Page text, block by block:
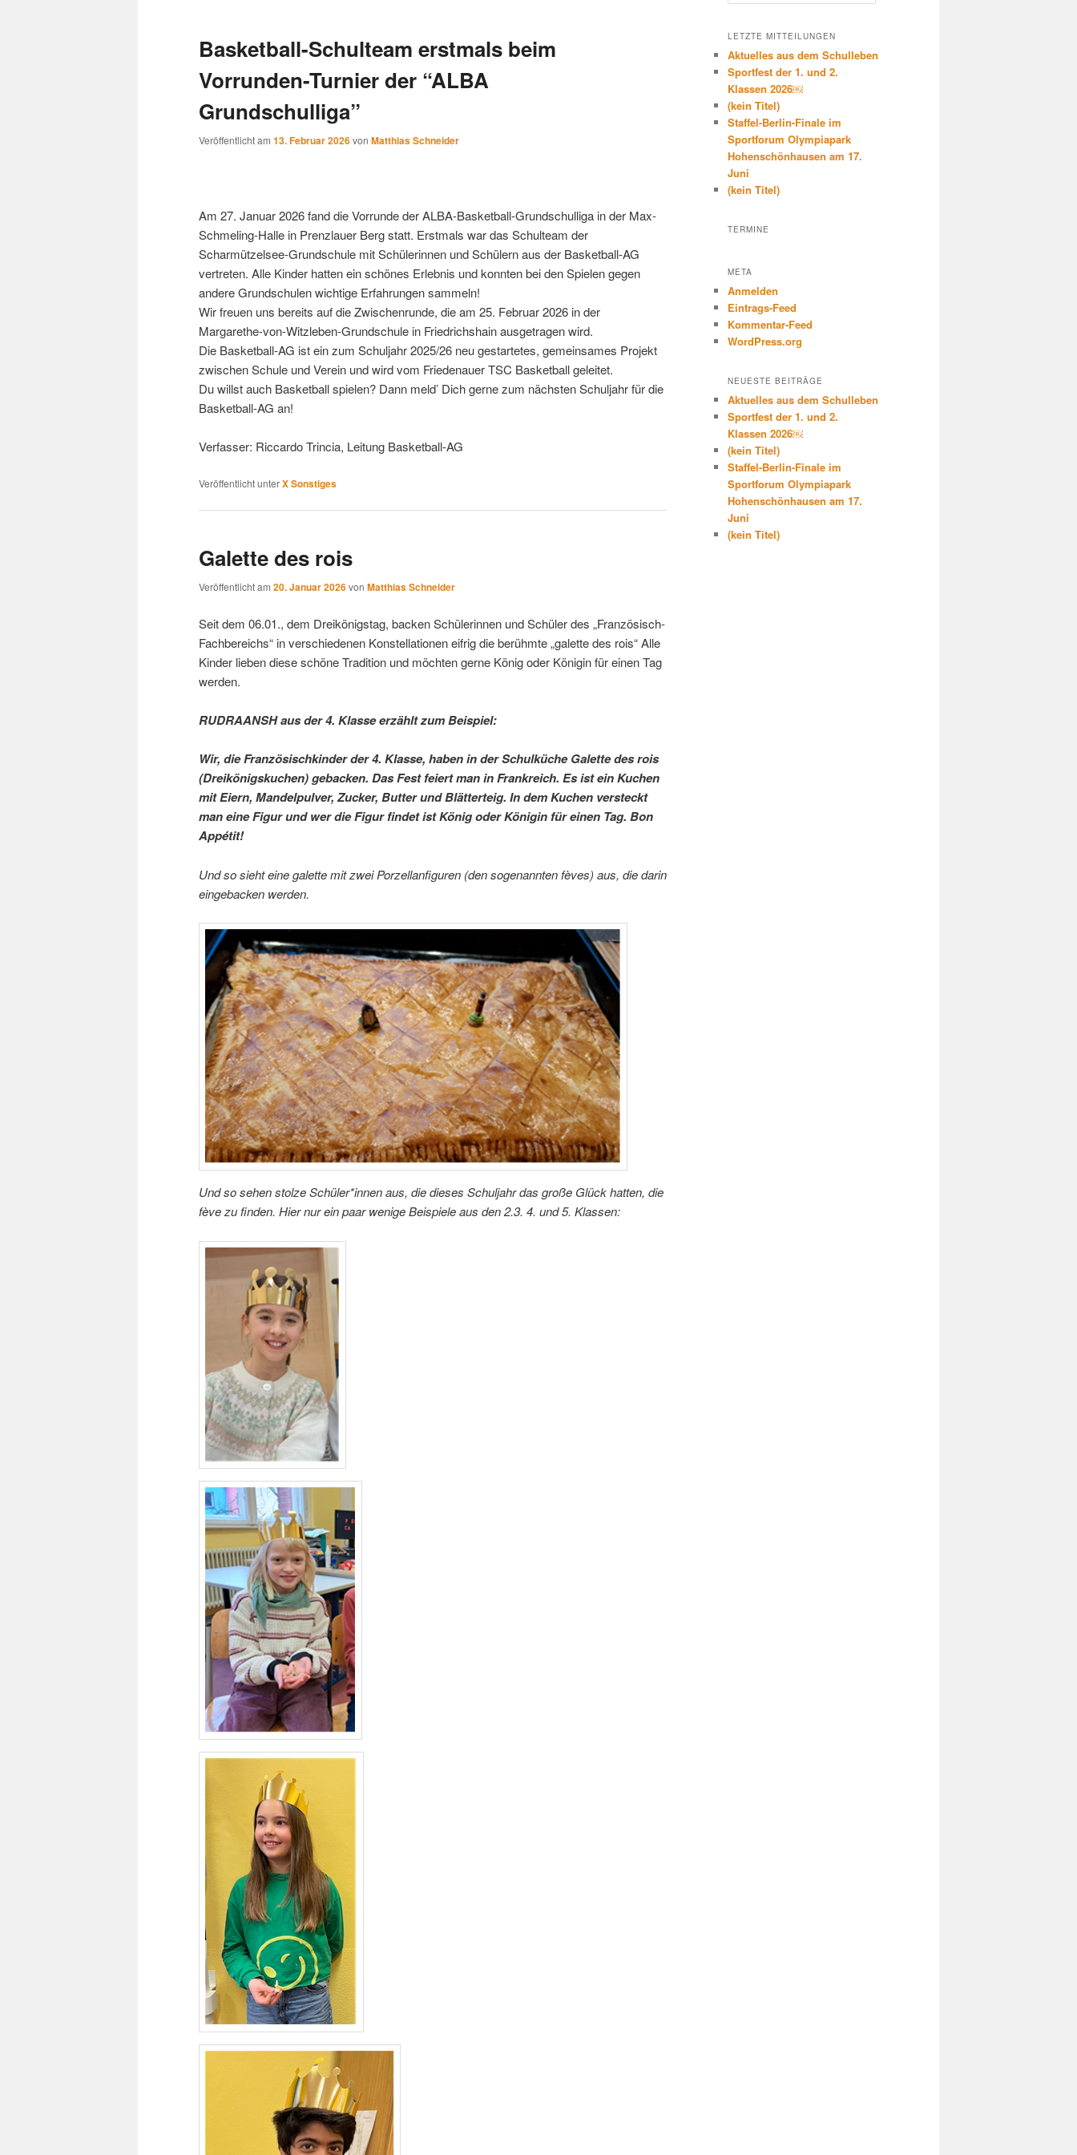
Basketball-Schulteam erstmals beim
Vorrunden-Turnier der “ALBA
Grundschulliga”
Veröffentlicht am 13. Februar 2026von Matthias Schneider
Am 27. Januar 2026 fand die Vorrunde der ALBA-Basketball-Grundschulliga in der Max-
Schmeling-Halle in Prenzlauer Berg statt. Erstmals war das Schulteam der
Scharmützelsee-Grundschule mit Schülerinnen und Schülern aus der Basketball-AG
vertreten. Alle Kinder hatten ein schönes Erlebnis und konnten bei den Spielen gegen
andere Grundschulen wichtige Erfahrungen sammeln!
Wir freuen uns bereits auf die Zwischenrunde, die am 25. Februar 2026 in der
Margarethe-von-Witzleben-Grundschule in Friedrichshain ausgetragen wird.
Die Basketball-AG ist ein zum Schuljahr 2025/26 neu gestartetes, gemeinsames Projekt
zwischen Schule und Verein und wird vom Friedenauer TSC Basketball geleitet.
Du willst auch Basketball spielen? Dann meld’ Dich gerne zum nächsten Schuljahr für die
Basketball-AG an!
Verfasser: Riccardo Trincia, Leitung Basketball-AG
Veröffentlicht unterX Sonstiges
Galette des rois
Veröffentlicht am 20. Januar 2026von Matthias Schneider
Seit dem 06.01., dem Dreikönigstag, backen Schülerinnen und Schüler des „Französisch-
Fachbereichs“ in verschiedenen Konstellationen eifrig die berühmte „galette des rois“ Alle
Kinder lieben diese schöne Tradition und möchten gerne König oder Königin für einen Tag
werden.
RUDRAANSH aus der 4. Klasse erzählt zum Beispiel:
Wir, die Französischkinder der 4. Klasse, haben in der Schulküche Galette des rois
(Dreikönigskuchen) gebacken. Das Fest feiert man in Frankreich. Es ist ein Kuchen
mit Eiern, Mandelpulver, Zucker, Butter und Blätterteig. In dem Kuchen versteckt
man eine Figur und wer die Figur findet ist König oder Königin für einen Tag. Bon
Appétit!
Und so sieht eine galette mit zwei Porzellanfiguren (den sogenannten fèves) aus, die darin
eingebacken werden.
Und so sehen stolze Schüler*innen aus, die dieses Schuljahr das große Glück hatten, die
fève zu finden. Hier nur ein paar wenige Beispiele aus den 2.3. 4. und 5. Klassen:
h
n
LETZTE MITTEILUNGEN
Aktuelles aus dem Schulleben
Sportfest der 1. und 2.
Klassen 2026￼
(kein Titel)
Staffel-Berlin-Finale im
Sportforum Olympiapark
Hohenschönhausen am 17.
Juni
(kein Titel)
TERMINE
META
Anmelden
Eintrags-Feed
Kommentar-Feed
WordPress.org
NEUESTE BEITRÄGE
Aktuelles aus dem Schulleben
Sportfest der 1. und 2.
Klassen 2026￼
(kein Titel)
Staffel-Berlin-Finale im
Sportforum Olympiapark
Hohenschönhausen am 17.
Juni
(kein Titel)